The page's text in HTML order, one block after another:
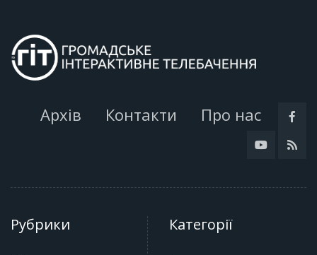
Архів Контакти Про нас
Рубрики Категорії